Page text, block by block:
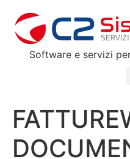
Software e servizi